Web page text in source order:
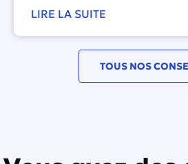
LIRE LA SUITE
TOUS NOS